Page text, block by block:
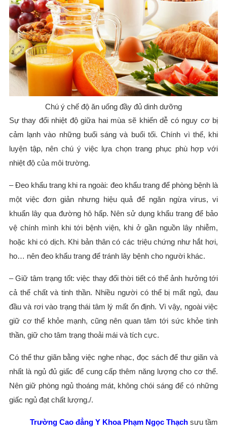
Chú ý chế độ ăn uống đầy đủ dinh dưỡng
Sự thay đổi nhiệt độ giữa hai mùa sẽ khiến dễ có nguy cơ bị
cảm lạnh vào những buổi sáng và buổi tối. Chính vì thế, khi
luyện tập, nên chú ý việc lựa chọn trang phục phù hợp với
nhiệt độ của môi trường.
– Đeo khẩu trang khi ra ngoài: đeo khẩu trang để phòng bệnh là
một việc đơn giản nhưng hiệu quả để ngăn ngừa virus, vi
khuẩn lây qua đường hô hấp. Nên sử dụng khẩu trang để bảo
vệ chính mình khi tới bệnh viện, khi ở gần nguồn lây nhiễm,
hoặc khi có dịch. Khi bản thân có các triệu chứng như hắt hơi,
ho… nên đeo khẩu trang để tránh lây bệnh cho người khác.
– Giữ tâm trạng tốt: việc thay đổi thời tiết có thể ảnh hưởng tới
cả thể chất và tinh thần. Nhiều người có thể bị mất ngủ, đau
đầu và rơi vào trạng thái tâm lý mất ổn định. Vì vậy, ngoài việc
giữ cơ thể khỏe mạnh, cũng nên quan tâm tới sức khỏe tinh
thần, giữ cho tâm trạng thoải mái và tích cực.
Có thể thư giãn bằng việc nghe nhạc, đọc sách để thư giãn và
nhất là ngủ đủ giấc để cung cấp thêm năng lượng cho cơ thể.
Nên giữ phòng ngủ thoáng mát, không chói sáng để có những
giấc ngủ đạt chất lượng./.
Trường Cao đẳng Y Khoa Phạm Ngọc Thạch sưu tầm